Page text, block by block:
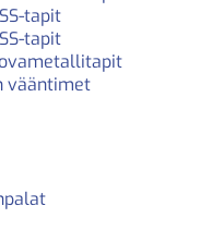
tapit
tapit
vääntimet